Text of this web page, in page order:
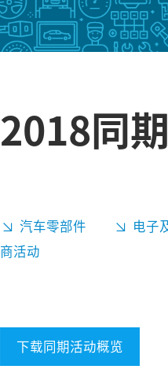
2018同
汽车零部件 电子
商活动
下载同期活动概览